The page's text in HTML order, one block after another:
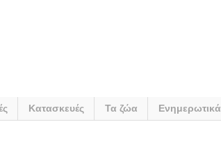
Κατασκευές Τα ζώα Ενημερωτικά